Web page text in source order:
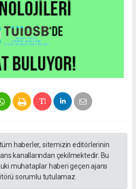
haberler, sitemizin editörlerinin
kanallarından çekilmektedir. Bu
muhataplar haberi geçen ajans
sorumlu tutulamaz.